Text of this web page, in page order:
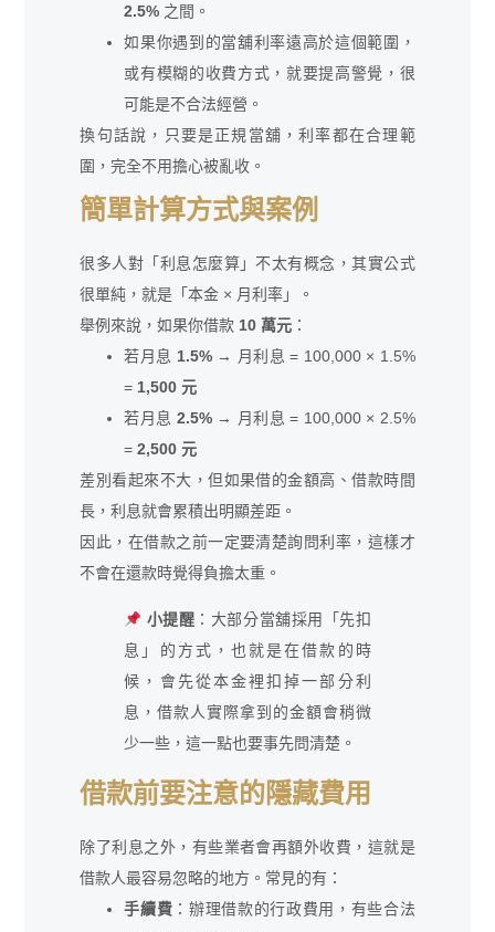
2.5% 之間。
如果你遇到的當舖利率遠高於這個範圍，
或有模糊的收費方式，就要提高警覺，很
可能是不合法經營。
換句話說，只要是正規當舖，利率都在合理範
圍，完全不用擔心被亂收。
簡單計算方式與案例
很多人對「利息怎麼算」不太有概念，其實公式
很單純，就是「本金 × 月利率」。
舉例來說，如果你借款 10 萬元 ：
若月息 1.5% → 月利息 = 100,000 × 1.5%
= 1,500 元
若月息 2.5% → 月利息 = 100,000 × 2.5%
=2,500 元
差別看起來不大，但如果借的金額高、借款時間
長，利息就會累積出明顯差距。
因此，在借款之前一定要清楚詢問利率，這樣才
不會在還款時覺得負擔太重。
小提醒 ：大部分當舖採用「先扣
息」的方式，也就是在借款的時
候，會先從本金裡扣掉一部分利
息，借款人實際拿到的金額會稍微
少一些，這一點也要事先問清楚。
借款前要注意的隱藏費用
除了利息之外，有些業者會再額外收費，這就是
借款人最容易忽略的地方。常見的有：
手續費 ：辦理借款的行政費用，有些合法